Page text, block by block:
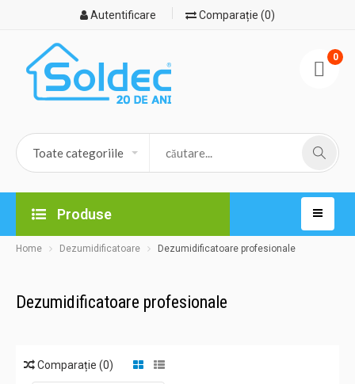
Autentificare Comparație (0)
0
Produse
Home Dezumidificatoare Dezumidificatoare profesionale
Dezumidificatoare profesionale
Comparație (0)